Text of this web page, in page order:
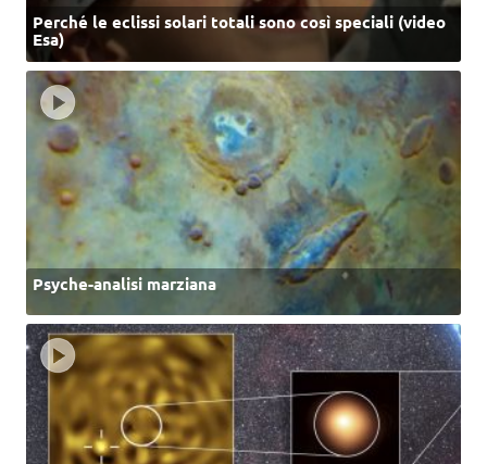
Perché le eclissi solari totali sono così speciali (video
Esa)
Psyche-analisi marziana